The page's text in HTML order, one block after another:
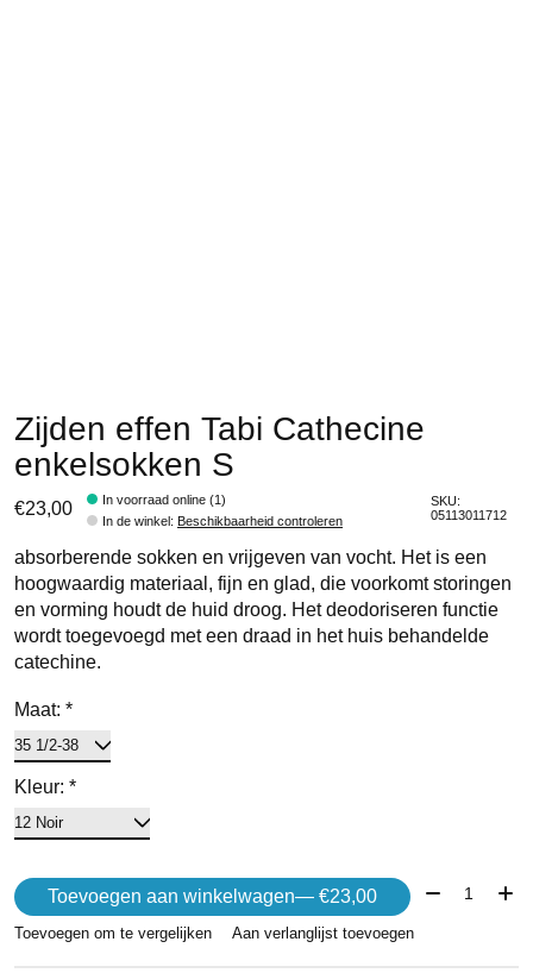
Zijden effen Tabi Cathecine
enkelsokken S
€23,00
In voorraad online (1)
In de winkel: Beschikbaarheid controleren
SKU:
05113011712
absorberende sokken en vrijgeven van vocht. Het is een
hoogwaardig materiaal, fijn en glad, die voorkomt storingen
en vorming houdt de huid droog. Het deodoriseren functie
wordt toegevoegd met een draad in het huis behandelde
catechine.
Maat: *
Kleur: *
Toevoegen aan winkelwagen — €23,00 Aantal:
Toevoegen om te vergelijken Aan verlanglijst toevoegen